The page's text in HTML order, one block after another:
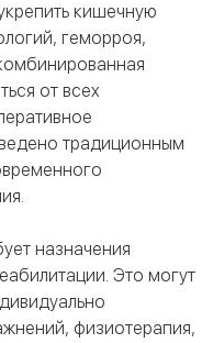
кишечную
геморроя,
от всех
традиционным
назначения
Это могут
физиотерапия,